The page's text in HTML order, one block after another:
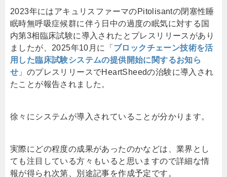
2023年にはアキュリスファーマのPitolisantの閉塞性睡
眠時無呼吸症候群に伴う日中の過度の眠気に対する国
内第3相臨床試験に導入されたとプレスリリースがあり
ましたが、2025年10月に「 ブロックチェーン技術を活
用した臨床試験システムの提供開始に関するお知ら
せ 」のプレスリリースでHeartSheedの治験に導入され
たことが報告されました。
徐々にシステムが導入されていることが分かります。
実際にどの程度の成果があったのかなどは、業界とし
ても注目している方々もいると思いますので詳細な情
報が得られ次第、別途記事を作成予定です。